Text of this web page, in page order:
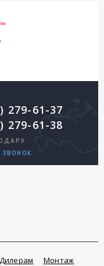
279-61-37
279-61-38
Дилерам
Монтаж